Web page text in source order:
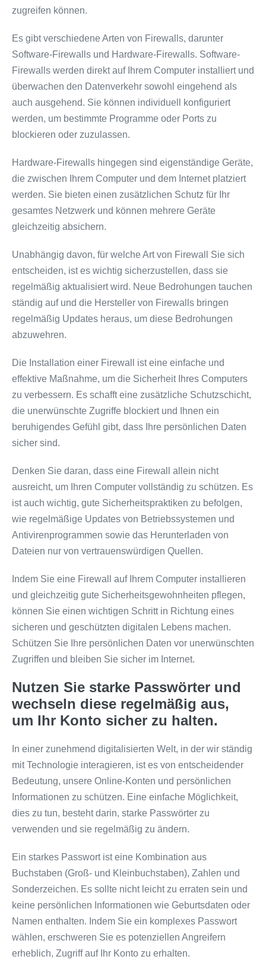
zugreifen können.
Es gibt verschiedene Arten von Firewalls, darunter
Software-Firewalls und Hardware-Firewalls. Software-
Firewalls werden direkt auf Ihrem Computer installiert und
überwachen den Datenverkehr sowohl eingehend als
auch ausgehend. Sie können individuell konfiguriert
werden, um bestimmte Programme oder Ports zu
blockieren oder zuzulassen.
Hardware-Firewalls hingegen sind eigenständige Geräte,
die zwischen Ihrem Computer und dem Internet platziert
werden. Sie bieten einen zusätzlichen Schutz für Ihr
gesamtes Netzwerk und können mehrere Geräte
gleichzeitig absichern.
Unabhängig davon, für welche Art von Firewall Sie sich
entscheiden, ist es wichtig sicherzustellen, dass sie
regelmäßig aktualisiert wird. Neue Bedrohungen tauchen
ständig auf und die Hersteller von Firewalls bringen
regelmäßig Updates heraus, um diese Bedrohungen
abzuwehren.
Die Installation einer Firewall ist eine einfache und
effektive Maßnahme, um die Sicherheit Ihres Computers
zu verbessern. Es schafft eine zusätzliche Schutzschicht,
die unerwünschte Zugriffe blockiert und Ihnen ein
beruhigendes Gefühl gibt, dass Ihre persönlichen Daten
sicher sind.
Denken Sie daran, dass eine Firewall allein nicht
ausreicht, um Ihren Computer vollständig zu schützen. Es
ist auch wichtig, gute Sicherheitspraktiken zu befolgen,
wie regelmäßige Updates von Betriebssystemen und
Antivirenprogrammen sowie das Herunterladen von
Dateien nur von vertrauenswürdigen Quellen.
Indem Sie eine Firewall auf Ihrem Computer installieren
und gleichzeitig gute Sicherheitsgewohnheiten pflegen,
können Sie einen wichtigen Schritt in Richtung eines
sicheren und geschützten digitalen Lebens machen.
Schützen Sie Ihre persönlichen Daten vor unerwünschten
Zugriffen und bleiben Sie sicher im Internet.
Nutzen Sie starke Passwörter und
wechseln diese regelmäßig aus,
um Ihr Konto sicher zu halten.
In einer zunehmend digitalisierten Welt, in der wir ständig
mit Technologie interagieren, ist es von entscheidender
Bedeutung, unsere Online-Konten und persönlichen
Informationen zu schützen. Eine einfache Möglichkeit,
dies zu tun, besteht darin, starke Passwörter zu
verwenden und sie regelmäßig zu ändern.
Ein starkes Passwort ist eine Kombination aus
Buchstaben (Groß- und Kleinbuchstaben), Zahlen und
Sonderzeichen. Es sollte nicht leicht zu erraten sein und
keine persönlichen Informationen wie Geburtsdaten oder
Namen enthalten. Indem Sie ein komplexes Passwort
wählen, erschweren Sie es potenziellen Angreifern
erheblich, Zugriff auf Ihr Konto zu erhalten.